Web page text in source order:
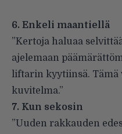
6. Enkeli maantiellä
”Kertoja haluaa
ajelemaan
liftarin kyytiinsä. Tämä
kuvitelma.”
7. Kun sekosin
”Uuden rakkauden